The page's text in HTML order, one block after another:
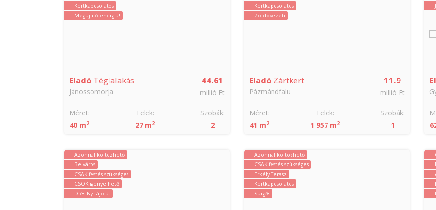
Kertkapcsolatos
Megújuló energia!
44.61
millió Ft
Eladó Téglalakás
Jánossomorja
Szobák:
2
Méret:
40 m2
Telek:
27 m2
Azonnal költözhető
Belváros
CSAK festés szükséges
CSOK igényelhető
D és Ny tájolás
Kertkapcsolatos
Zöldövezeti
11.9
millió Ft
Eladó Zártkert
Pázmándfalu
Szobák:
1
Méret:
41 m2
Telek:
1 957 m2
Azonnal költözhető
CSAK festés szükséges
Erkély-Terasz
Kertkapcsolatos
Sürgős